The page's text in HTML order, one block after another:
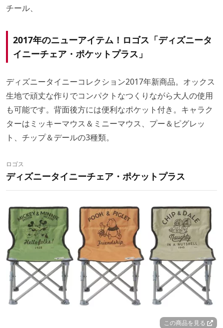
チール、
2017年のニューアイテム！ロゴス「ディズニータ
イニーチェア・ポケットプラス」
ディズニータイニーコレクション2017年新商品。オックス
生地で頑丈な作りでコンパクトなつくりながら大人の使用
も可能です。背面後方には便利なポケット付き。キャラク
ターはミッキーマウス＆ミニーマウス、プー＆ピグレッ
ト、チップ＆デールの3種類。
ロゴス
ディズニータイニーチェア・ポケットプラス
この商品を見る